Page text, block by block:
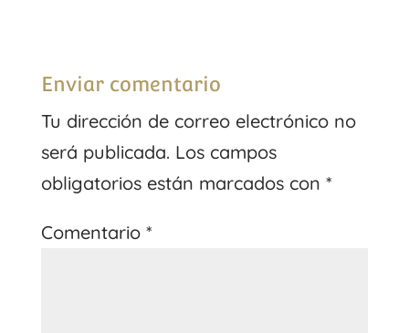
Enviar comentario
Tu dirección de correo electrónico no
será publicada. Los campos
obligatorios están marcados con *
Comentario *